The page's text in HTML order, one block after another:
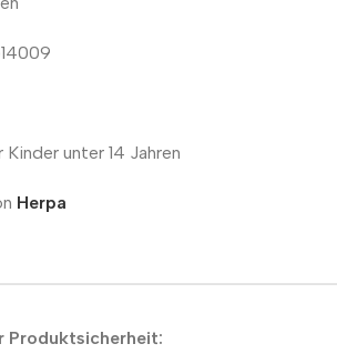
unter 14 Jahren
Herpa
Produktsicherheit: